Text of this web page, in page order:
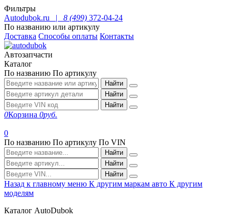
Фильтры
Autodubok.ru |
8 (499) 372-04-24
По названию или артикулу
Доставка Способы оплаты Контакты
Автозапчасти
Каталог
По названию По артикулу
Найти
Найти
Найти
0Корзина 0руб.
0
По названию По артикулу По VIN
Найти
Найти
Найти
Назад к главному меню К другим маркам авто К другим
моделям
Каталог AutoDubok